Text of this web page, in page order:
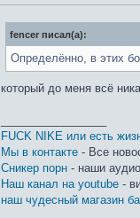
fencer писал(а):
Определённо, в этих
который до меня всё
FUCK NIKE или есть
Мы в контакте - Все
Сникер порн - наши
Наш канал на youtube -
наш чудесный магазин